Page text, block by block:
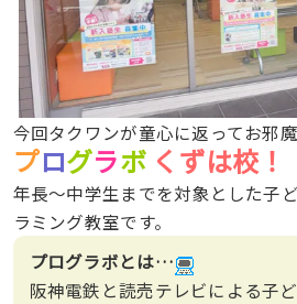
今回タクワンが童心に返ってお邪魔
プログラボ くずは校！
年長〜中学生までを対象とした子
ラミング教室です。
プログラボとは…
阪神電鉄と読売テレビによる子